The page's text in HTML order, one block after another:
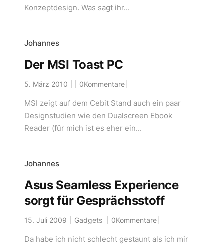
Konzeptdesign. Was sagt ihr...
Johannes
Der MSI Toast PC
5. März 2010 0Kommentare
MSI zeigt auf dem Cebit Stand auch ein paar
Designstudien wie den Dualscreen Ebook
Reader (für mich ist es eher ein...
Johannes
Asus Seamless Experience
sorgt für Gesprächsstoff
15. Juli 2009 Gadgets 0Kommentare
Da habe ich nicht schlecht gestaunt als ich mir